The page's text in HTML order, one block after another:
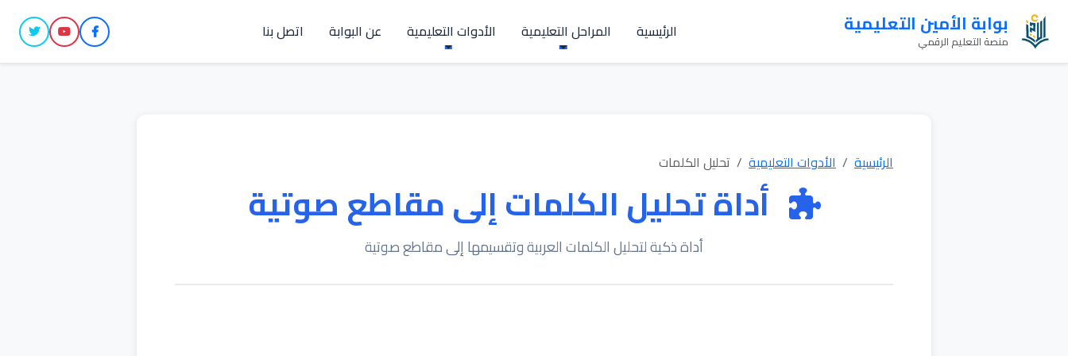
بوابة الأمين التعليمية
منصة التعليم الرقمي الرئيسية المراحل التعليمية الأدوات التعليمية عن البوابة اتصل بنا
الرئيسية الأدوات التعليمية تحليل الكلمات
أداة تحليل الكلمات إلى مقاطع صوتية
أداة ذكية لتحليل الكلمات العربية وتقسيمها إلى مقاطع صوتية